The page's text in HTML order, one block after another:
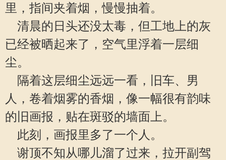
里，指间夹着烟，慢慢抽着。
清晨的日头还没太毒，但工地上的灰
已经被晒起来了，空气里浮着一层细
尘。
隔着这层细尘远远一看，旧车、男
人，卷着烟雾的香烟，像一幅很有韵味
的旧画报，贴在斑驳的墙面上。
此刻，画报里多了一个人。
谢顶不知从哪儿溜了过来，拉开副驾